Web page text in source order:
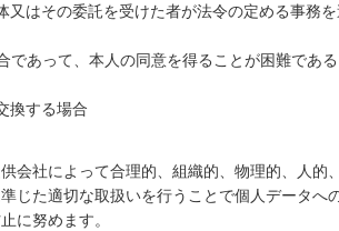
はその委託を受けた者が法令の定める事務を
あって、本人の同意を得ることが困難である
換する場合
会社によって合理的、組織的、物理的、人的、
じた適切な取扱いを行うことで個人データへ
に努めます。